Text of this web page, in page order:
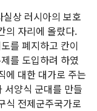
상 러시아의 보호
의 자리에 올랐다.
를 폐지하고 칸이
를 도입하려 하였
에 대한 대가로 주는
서양식 군대를 만들
식 전제군주국가로